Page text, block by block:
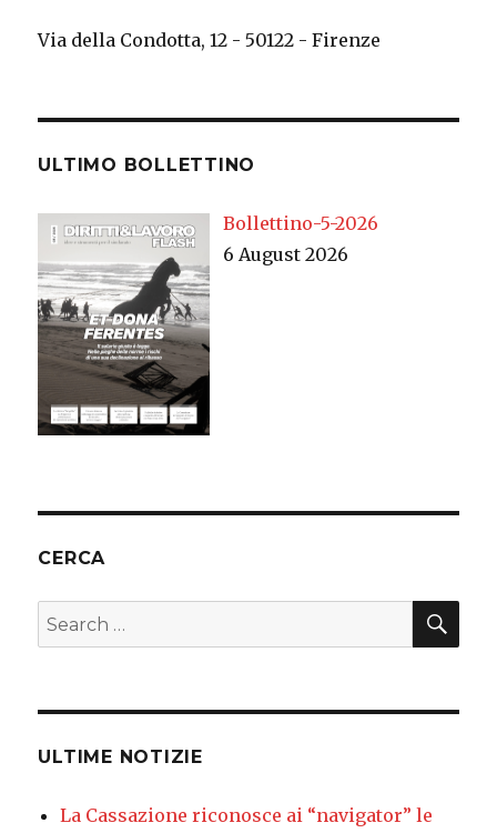
Via della Condotta, 12 - 50122 - Firenze
ULTIMO BOLLETTINO
Bollettino-5-2026
6 August 2026
CERCA
Search
for:
ULTIME NOTIZIE
La Cassazione riconosce ai “navigator” le